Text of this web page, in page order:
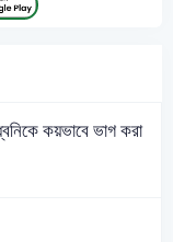
কয়ভাবে ভাগ করা